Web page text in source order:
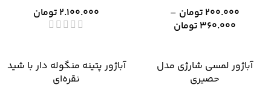
200.000 تومان –
360.000 تومان
2.100.000 تومان
آباژور لمسی شارژی مدل
حصیری
آباژور پتینه منگوله دار با شید
نقره‌ای